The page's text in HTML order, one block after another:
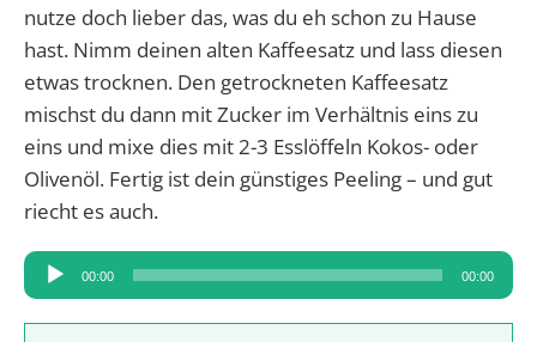
nutze doch lieber das, was du eh schon zu Hause
hast. Nimm deinen alten Kaffeesatz und lass diesen
etwas trocknen. Den getrockneten Kaffeesatz
mischst du dann mit Zucker im Verhältnis eins zu
eins und mixe dies mit 2-3 Esslöffeln Kokos- oder
Olivenöl. Fertig ist dein günstiges Peeling – und gut
riecht es auch.
Audio-
Player
00:00 00:00